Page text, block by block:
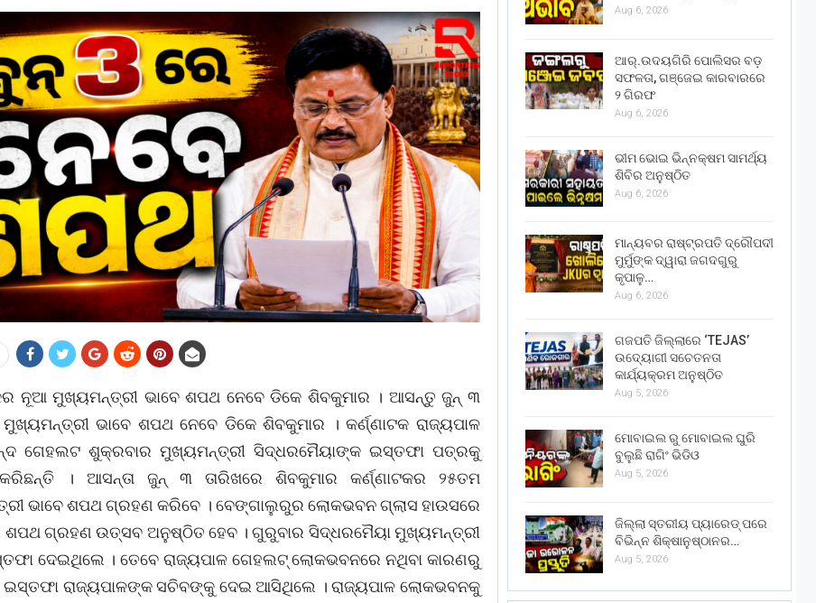
ନୂଆ ମୁଖ୍ୟମନ୍ତ୍ରୀ ଭାବେ ଶପଥ ନେବେ ଡିକେ ଶିବକୁମାର । ଆସନ୍ତୁ ଜୁନ୍ ୩
ଭାବେ ଶପଥ ନେବେ ଡିକେ ଶିବକୁମାର । କର୍ଣ୍ଣାଟକ ରାଜ୍ୟପାଳ
ଗେହଲଟ ଶୁକ୍ରବାର ମୁଖ୍ୟମନ୍ତ୍ରୀ ସିଦ୍ଧରମୈୟାଙ୍କ ଇସ୍ତଫା ପତ୍ରକୁ
। ଆସନ୍ତା ଜୁନ୍ ୩ ତାରିଖରେ ଶିବକୁମାର କର୍ଣ୍ଣାଟକର ୨୫ତମ
ଭାବେ ଶପଥ ଗ୍ରହଣ କରିବେ । ବେଙ୍ଗାଲୁରୁର ଲୋକଭବନ ଗ୍ଲାସ ହାଉସରେ
ଗ୍ରହଣ ଉତ୍ସବ ଅନୁଷ୍ଠିତ ହେବ । ଗୁରୁବାର ସିଦ୍ଧରମୈୟା ମୁଖ୍ୟମନ୍ତ୍ରୀ
ଦେଇଥିଲେ । ତେବେ ରାଜ୍ୟପାଳ ଗେହଲଟ୍ ଲୋକଭବନରେ ନଥିବା କାରଣରୁ
ଇସ୍ତଫା ରାଜ୍ୟପାଳଙ୍କ ସଚିବଙ୍କୁ ଦେଇ ଆସିଥିଲେ । ରାଜ୍ୟପାଳ ଲୋକଭବନକୁ
Aug 6, 2026
ଆର୍.ଉଦୟଗିରି ପୋଲିସର ବଡ଼
ସଫଳତା, ଗଞ୍ଜେଇ କାରବାରରେ
୨ ଗିରଫ
Aug 6, 2026
ଭୀମ ଭୋଇ ଭିନ୍ନକ୍ଷମ ସାମର୍ଥ୍ୟ
ଶିବିର ଅନୁଷ୍ଠିତ
Aug 6, 2026
ମାନ୍ୟବର ରାଷ୍ଟ୍ରପତି ଦ୍ରୌପଦୀ
ମୁର୍ମୁଙ୍କ ଦ୍ୱାରା ଜଗଦଗୁରୁ
କୃପାଳୁ…
Aug 6, 2026
ଗଜପତି ଜିଲ୍ଲାରେ ‘TEJAS’
ଉଦ୍ୟୋଗୀ ସଚେତନତା
କାର୍ଯ୍ୟକ୍ରମ ଅନୁଷ୍ଠିତ
Aug 5, 2026
ମୋବାଇଲ ରୁ ମୋବାଇଲ ଘୁରି
ବୁଲୁଛି ରାଗିଂ ଭିଡିଓ
Aug 5, 2026
ଜିଲ୍ଲା ସ୍ତରୀୟ ପ୍ୟାରେଡ୍ ପରେ
ବିଭିନ୍ନ ଶିକ୍ଷାନୁଷ୍ଠାନର…
Aug 5, 2026